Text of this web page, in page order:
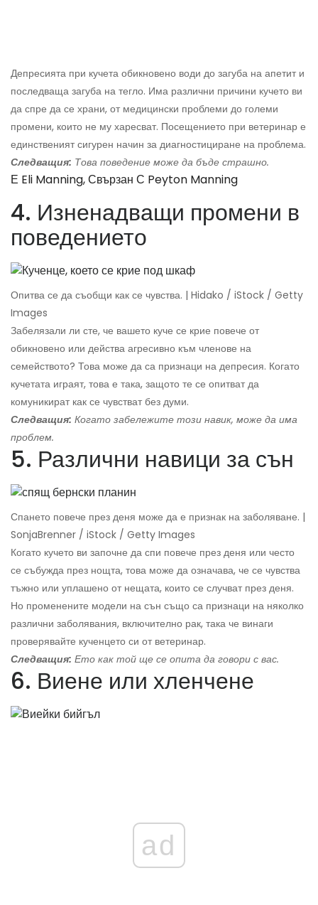
Депресията при кучета обикновено води до загуба на апетит и
последваща загуба на тегло. Има различни причини кучето ви
да спре да се храни, от медицински проблеми до големи
промени, които не му харесват. Посещението при ветеринар е
единственият сигурен начин за диагностициране на проблема.
Следващия: Това поведение може да бъде страшно.
Е Eli Manning, Свързан С Peyton Manning
4. Изненадващи промени в
поведението
Опитва се да съобщи как се чувства. | Hidako / iStock / Getty
Images
Забелязали ли сте, че вашето куче се крие повече от
обикновено или действа агресивно към членове на
семейството? Това може да са признаци на депресия. Когато
кучетата играят, това е така, защото те се опитват да
комуникират как се чувстват без думи.
Следващия: Когато забележите този навик, може да има
проблем.
5. Различни навици за сън
Спането повече през деня може да е признак на заболяване. |
SonjaBrenner / iStock / Getty Images
Когато кучето ви започне да спи повече през деня или често
се събужда през нощта, това може да означава, че се чувства
тъжно или уплашено от нещата, които се случват през деня.
Но променените модели на сън също са признаци на няколко
различни заболявания, включително рак, така че винаги
проверявайте кученцето си от ветеринар.
Следващия: Ето как той ще се опита да говори с вас.
6. Виене или хленчене
ad